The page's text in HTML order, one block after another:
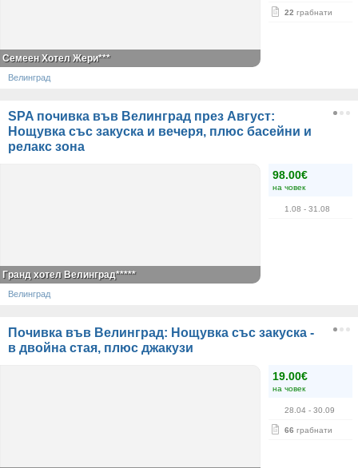
22 грабнати
Семеен Хотел Жери***
Велинград
SPA почивка във Велинград през Август:
Нощувка със закуска и вечеря, плюс басейни и
релакс зона
98.00€
на човек
1.08 - 31.08
Гранд хотел Велинград*****
Велинград
Почивка във Велинград: Нощувка със закуска -
в двойна стая, плюс джакузи
19.00€
на човек
28.04 - 30.09
66 грабнати